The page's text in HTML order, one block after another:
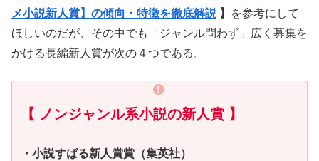
メ小説新人賞】の傾向・特徴を徹底解説】
を参考にして
ほしいのだが、その中でも「ジャンル問わず」広く募集を
かける長編新人賞が次の４つである。
【 ノンジャンル系小説の新人賞 】
・小説すばる新人賞賞（集英社）